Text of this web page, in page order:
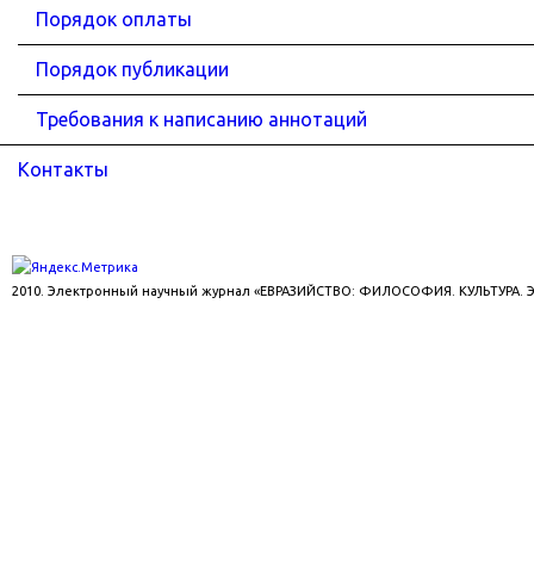
Порядок оплаты
Порядок публикации
Требования к написанию аннотаций
Контакты
2010. Электронный научный журнал «ЕВРАЗИЙСТВО: ФИЛОСОФИЯ. КУЛЬТУРА.